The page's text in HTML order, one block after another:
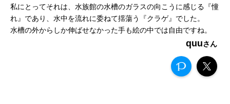
私にとってそれは、水族館の水槽のガラスの向こうに感じる『憧
れ』であり、水中を流れに委ねて揺蕩う『クラゲ』でした。
水槽の外からしか伸ばせなかった手も絵の中では自由ですね。
quu